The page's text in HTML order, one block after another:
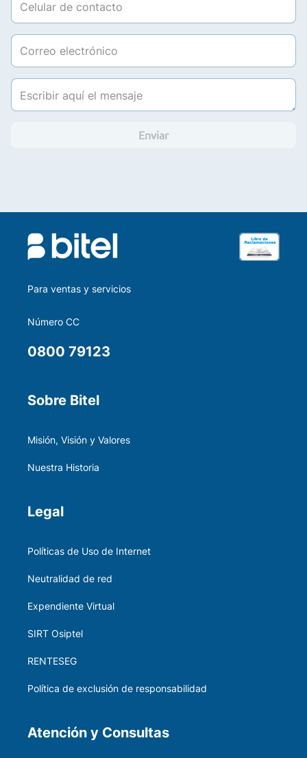
Enviar
Para ventas y servicios
Número CC
0800 79123
Sobre Bitel
Misión, Visión y Valores
Nuestra Historia
Legal
Políticas de Uso de Internet
Neutralidad de red
Expendiente Virtual
SIRT Osiptel
RENTESEG
Política de exclusión de responsabilidad
Atención y Consultas